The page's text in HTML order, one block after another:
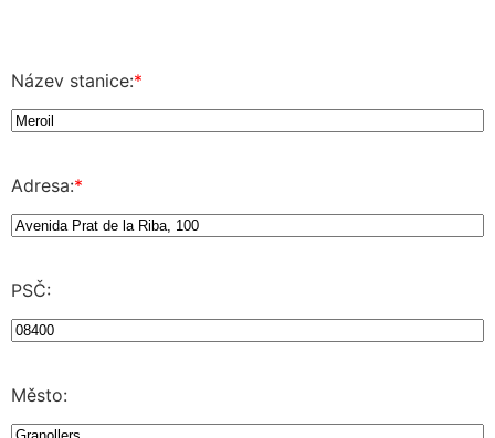
Název stanice:*
Adresa:*
PSČ:
Město: